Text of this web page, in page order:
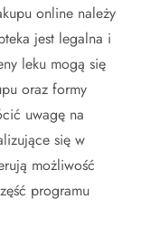
online należy
jest legalna i
leku mogą się
oraz formy
uwagę na
się w
możliwość
programu